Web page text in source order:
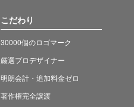
こだわり
30000個のロゴマーク
厳選プロデザイナー
明朗会計・追加料金ゼロ
著作権完全譲渡